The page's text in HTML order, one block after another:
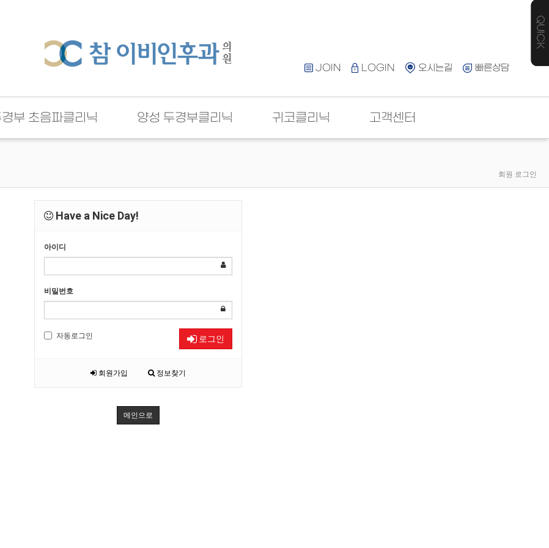
JOIN LOGIN 오시는길 빠른상담
경부 초음파클리닉 양성 두경부클리닉 귀코클리닉 고객센터
회원 로그인
Have a Nice Day!
아이디
비밀번호
자동로그인 로그인
회원가입 정보찾기
메인으로